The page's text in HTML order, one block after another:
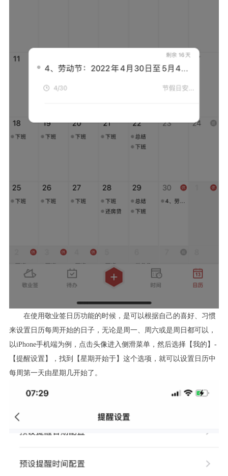
在使用敬业签日历功能的时候，是可以根据自己的喜好、习惯
来设置日历每周开始的日子，无论是周一、周六或是周日都可以，
以iPhone手机端为例，点击头像进入侧滑菜单，然后选择【我的】 -
【提醒设置】，找到【星期开始于】这个选项，就可以设置日历中
每周第一天由星期几开始了。